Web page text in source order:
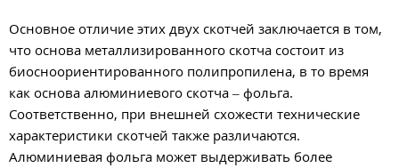
Основное отличие этих двух скотчей заключается в том,
что основа металлизированного скотча состоит из
биосноориентированного полипропилена, в то время
как основа алюминиевого скотча – фольга.
Соответственно, при внешней схожести технические
характеристики скотчей также различаются.
Алюминиевая фольга может выдерживать более